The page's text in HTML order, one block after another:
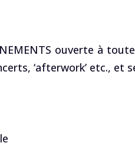
ouverte à
‘afterwork’ etc.,